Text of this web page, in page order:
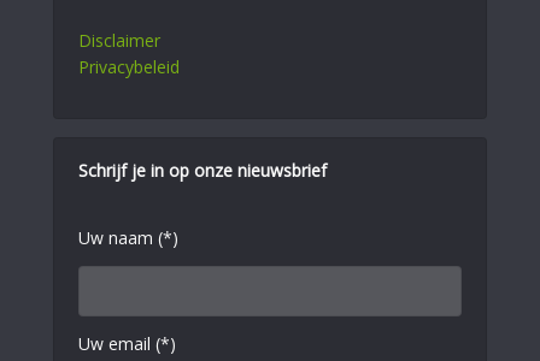
Disclaimer
Privacybeleid
Schrijf je in op onze nieuwsbrief
Uw naam (*)
Uw email (*)